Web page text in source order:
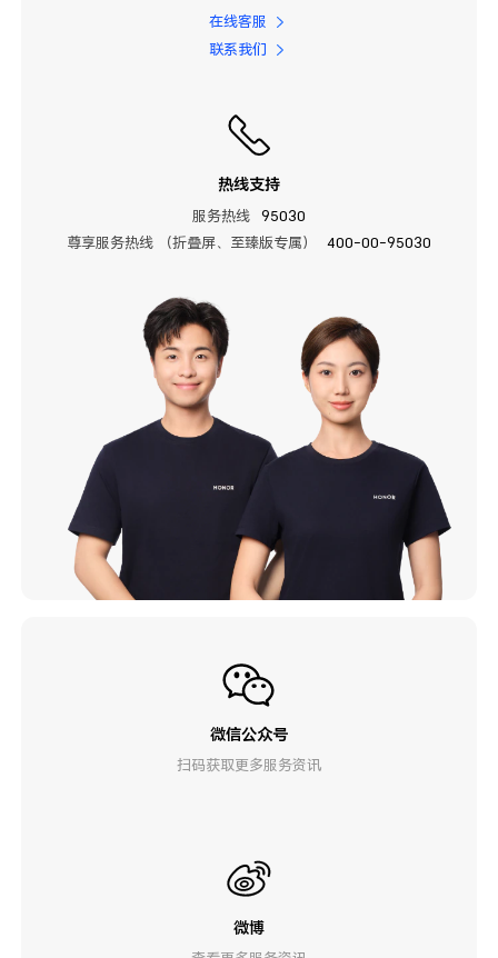
在线客服
联系我们
热线支持
服务热线
95030
尊享服务热线 （折叠屏、至臻版专属）
400-00-95030
微信公众号
扫码获取更多服务资讯
微博